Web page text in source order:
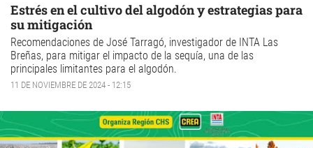
Estrés en el cultivo del algodón y estrategias para
su mitigación
Recomendaciones de José Tarragó, investigador de INTA Las
Breñas, para mitigar el impacto de la sequía, una de las
principales limitantes para el algodón.
11 DE NOVIEMBRE DE 2024 - 12:15